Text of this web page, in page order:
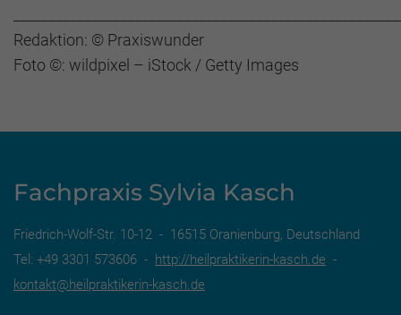
Redaktion: © Praxiswunder
Foto ©: wildpixel – iStock / Getty Images
Fachpraxis Sylvia Kasch
Friedrich-Wolf-Str. 10-12 - 16515 Oranienburg, Deutschland
Tel: +49 3301 573606 - http://heilpraktikerin-kasch.de -
kontakt@heilpraktikerin-kasch.de